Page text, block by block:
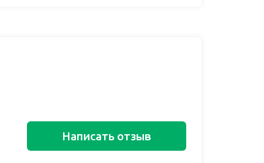
Написать отзыв